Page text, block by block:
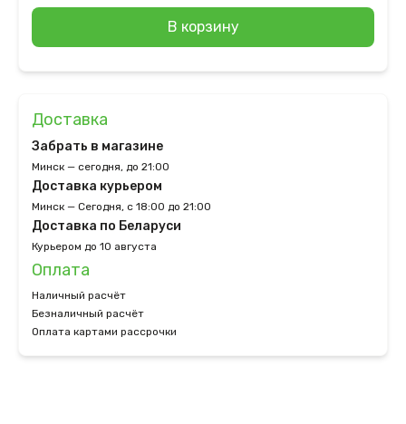
В корзину
Доставка
Забрать в магазине
Минск — сегодня, до 21:00
Доставка курьером
Минск — Сегодня, с 18:00 до 21:00
Доставка по Беларуси
Курьером до 10 августа
Оплата
Наличный расчёт
Безналичный расчёт
Оплата картами рассрочки